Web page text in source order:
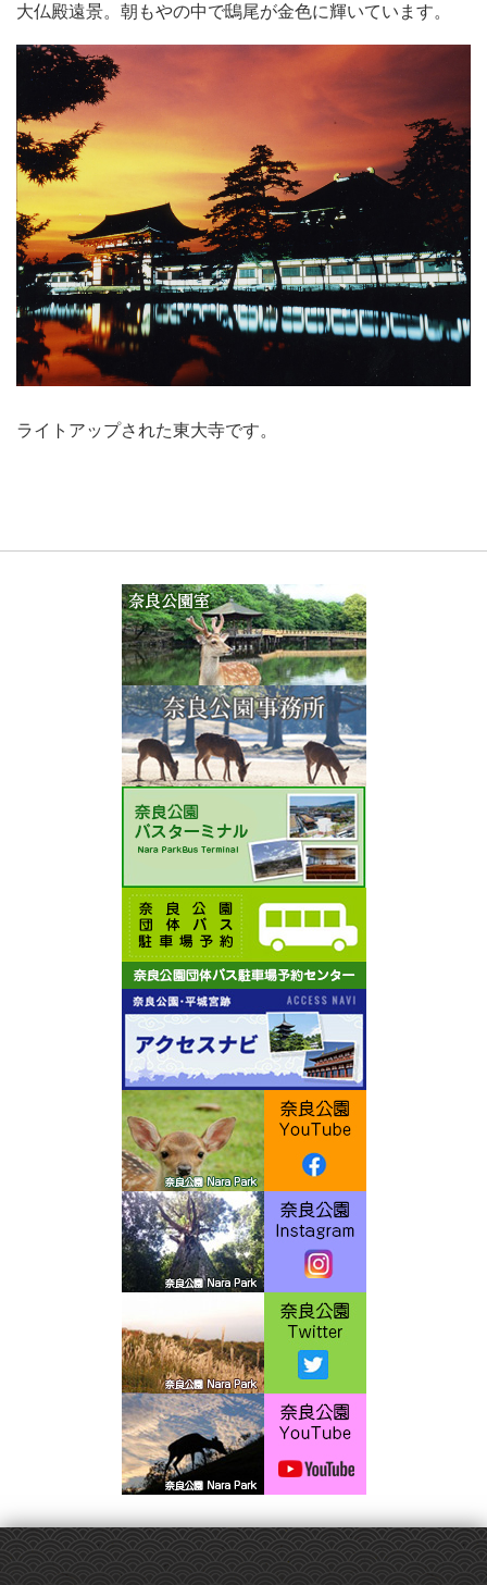
大仏殿遠景。朝もやの中で鴟尾が金色に輝いています。
ライトアップされた東大寺です。